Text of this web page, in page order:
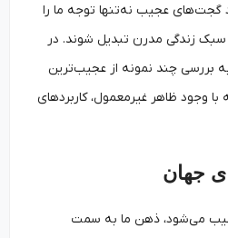
عجیب نه‌تنها توجه ما را
مدرن تبدیل شوند. در
چند نمونه از عجیب‌ترین
ظاهر غیرمعمول، کاربردهای
ذهن ما به سمت